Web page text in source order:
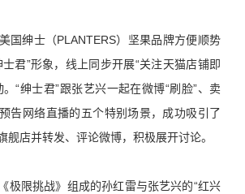
国绅士（PLANTERS）坚果品牌方便顺势
君”形象，线上同步开展“关注天猫店铺即
“绅士君”跟张艺兴一起在微博“刷脸”、卖
告网络直播的五个特别场景，成功吸引了
舰店并转发、评论微博，积极展开讨论。
极限挑战》组成的孙红雷与张艺兴的“红兴